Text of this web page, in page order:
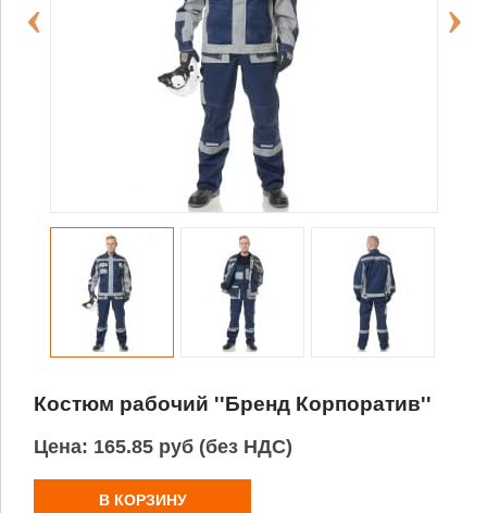
Костюм рабочий ''Бренд Корпоратив''
Цена: 165.85 руб (без НДС)
В КОРЗИНУ